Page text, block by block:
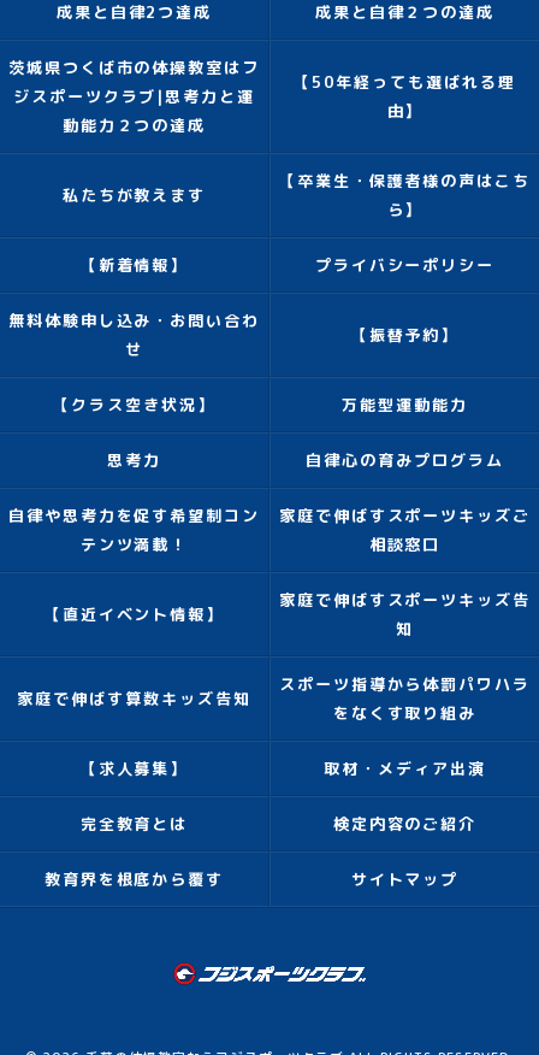
成果と自律2つ達成
成果と自律２つの達成
茨城県つくば市の体操教室はフ
ジスポーツクラブ|思考力と運
動能力２つの達成
【50年経っても選ばれる理
由】
私たちが教えます
【卒業生・保護者様の声はこち
ら】
【新着情報】 プライバシーポリシー
無料体験申し込み・お問い合わ
せ
【振替予約】
【クラス空き状況】 万能型運動能力
思考力 自律心の育みプログラム
自律や思考力を促す希望制コン
テンツ満載！
家庭で伸ばすスポーツキッズご
相談窓口
【直近イベント情報】
家庭で伸ばすスポーツキッズ告
知
家庭で伸ばす算数キッズ告知
スポーツ指導から体罰パワハラ
をなくす取り組み
【求人募集】 取材・メディア出演
完全教育とは 検定内容のご紹介
教育界を根底から覆す サイトマップ